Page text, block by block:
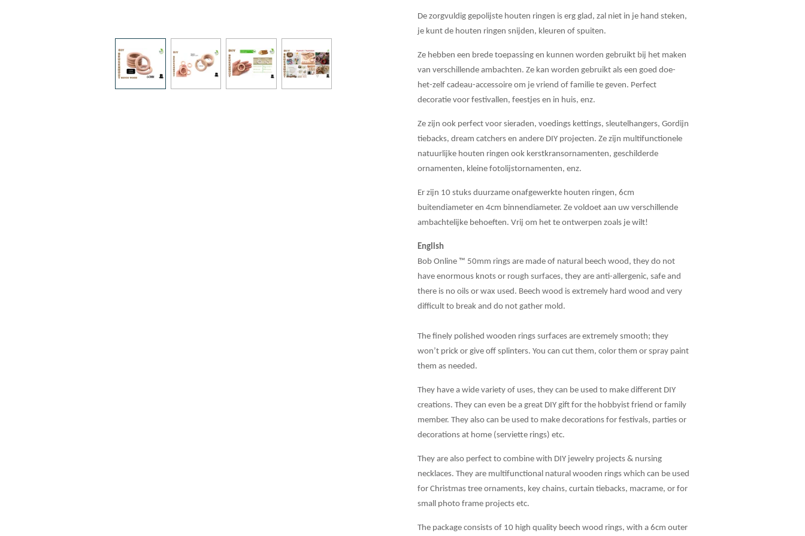
De zorgvuldig gepolijste houten ringen is erg glad, zal niet in je hand steken,
je kunt de houten ringen snijden, kleuren of spuiten.
Ze hebben een brede toepassing en kunnen worden gebruikt bij het maken
van verschillende ambachten. Ze kan worden gebruikt als een goed doe-
het-zelf cadeau-accessoire om je vriend of familie te geven. Perfect
decoratie voor festivallen, feestjes en in huis, enz.
Ze zijn ook perfect voor sieraden, voedings kettings, sleutelhangers, Gordijn
tiebacks, dream catchers en andere DIY projecten. Ze zijn multifunctionele
natuurlijke houten ringen ook kerstkransornamenten, geschilderde
ornamenten, kleine fotolijstornamenten, enz.
Er zijn 10 stuks duurzame onafgewerkte houten ringen, 6cm
buitendiameter en 4cm binnendiameter. Ze voldoet aan uw verschillende
ambachtelijke behoeften. Vrij om het te ontwerpen zoals je wilt!
English
Bob Online ™ 50mm rings are made of natural beech wood, they do not
have enormous knots or rough surfaces, they are anti-allergenic, safe and
there is no oils or wax used. Beech wood is extremely hard wood and very
difficult to break and do not gather mold.
The finely polished wooden rings surfaces are extremely smooth; they
won’t prick or give off splinters. You can cut them, color them or spray paint
them as needed.
They have a wide variety of uses, they can be used to make different DIY
creations. They can even be a great DIY gift for the hobbyist friend or family
member. They also can be used to make decorations for festivals, parties or
decorations at home (serviette rings) etc.
They are also perfect to combine with DIY jewelry projects & nursing
necklaces. They are multifunctional natural wooden rings which can be used
for Christmas tree ornaments, key chains, curtain tiebacks, macrame, or for
small photo frame projects etc.
The package consists of 10 high quality beech wood rings, with a 6cm outer